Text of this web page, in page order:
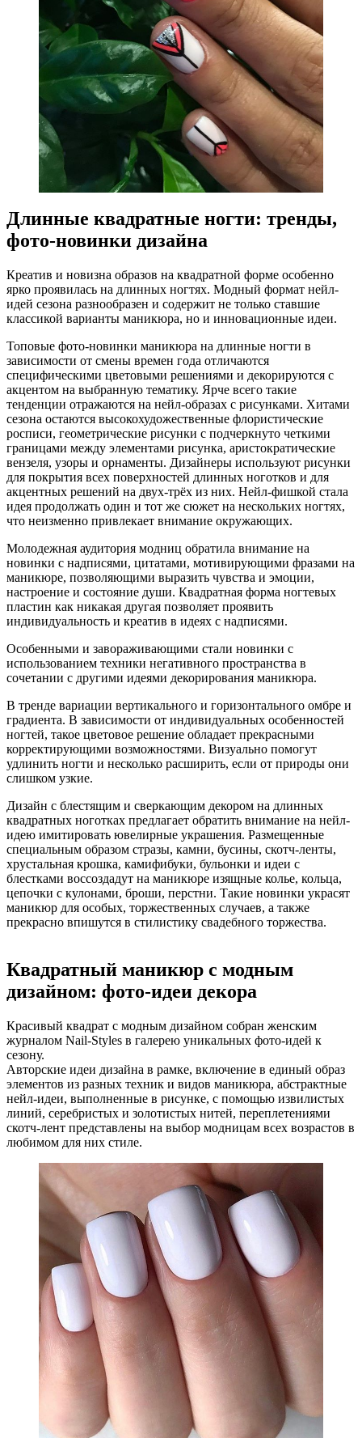
Длинные квадратные ногти: тренды,
фото-новинки дизайна
Креатив и новизна образов на квадратной форме особенно
ярко проявилась на длинных ногтях. Модный формат нейл-
идей сезона разнообразен и содержит не только ставшие
классикой варианты маникюра, но и инновационные идеи.
Топовые фото-новинки маникюра на длинные ногти в
зависимости от смены времен года отличаются
специфическими цветовыми решениями и декорируются с
акцентом на выбранную тематику. Ярче всего такие
тенденции отражаются на нейл-образах с рисунками. Хитами
сезона остаются высокохудожественные флористические
росписи, геометрические рисунки с подчеркнуто четкими
границами между элементами рисунка, аристократические
вензеля, узоры и орнаменты. Дизайнеры используют рисунки
для покрытия всех поверхностей длинных ноготков и для
акцентных решений на двух-трёх из них. Нейл-фишкой стала
идея продолжать один и тот же сюжет на нескольких ногтях,
что неизменно привлекает внимание окружающих.
Молодежная аудитория модниц обратила внимание на
новинки с надписями, цитатами, мотивирующими фразами на
маникюре, позволяющими выразить чувства и эмоции,
настроение и состояние души. Квадратная форма ногтевых
пластин как никакая другая позволяет проявить
индивидуальность и креатив в идеях с надписями.
Особенными и завораживающими стали новинки с
использованием техники негативного пространства в
сочетании с другими идеями декорирования маникюра.
В тренде вариации вертикального и горизонтального омбре и
градиента. В зависимости от индивидуальных особенностей
ногтей, такое цветовое решение обладает прекрасными
корректирующими возможностями. Визуально помогут
удлинить ногти и несколько расширить, если от природы они
слишком узкие.
Дизайн с блестящим и сверкающим декором на длинных
квадратных ноготках предлагает обратить внимание на нейл-
идею имитировать ювелирные украшения. Размещенные
специальным образом стразы, камни, бусины, скотч-ленты,
хрустальная крошка, камифибуки, бульонки и идеи с
блестками воссоздадут на маникюре изящные колье, кольца,
цепочки с кулонами, броши, перстни. Такие новинки украсят
маникюр для особых, торжественных случаев, а также
прекрасно впишутся в стилистику свадебного торжества.
Квадратный маникюр с модным
дизайном: фото-идеи декора
Красивый квадрат с модным дизайном собран женским
журналом Nail-Styles в галерею уникальных фото-идей к
сезону.
Авторские идеи дизайна в рамке, включение в единый образ
элементов из разных техник и видов маникюра, абстрактные
нейл-идеи, выполненные в рисунке, с помощью извилистых
линий, серебристых и золотистых нитей, переплетениями
скотч-лент представлены на выбор модницам всех возрастов в
любимом для них стиле.